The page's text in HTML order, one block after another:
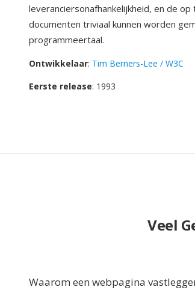
leveranciersonafhankelijkheid, en de
documenten triviaal kunnen worden
programmeertaal.
Ontwikkelaar: Tim Berners-Lee / W3C
Eerste release: 1993
Veel
Waarom een webpagina